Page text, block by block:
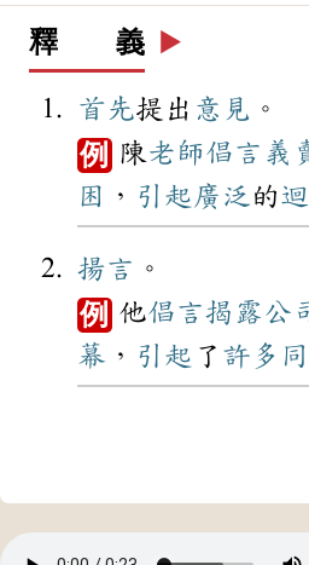
釋 義 ▶️
首先提出 意見 。
例 陳老師倡言 義
困 ， 引起 廣泛的
揚言 。
例 他倡言揭露公
幕 ， 引起 了 許多